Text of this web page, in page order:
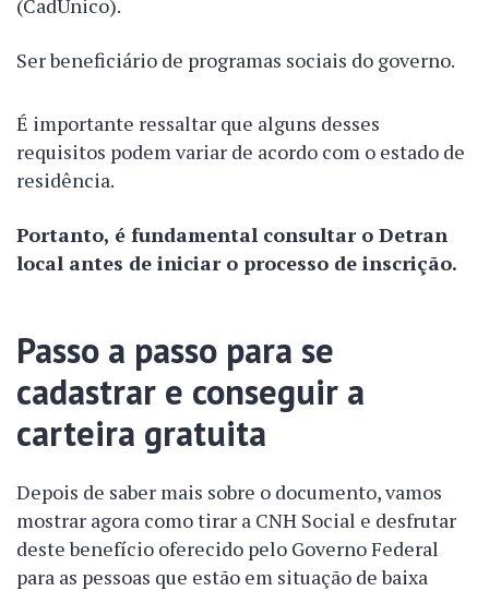
(CadÚnico).
Ser beneficiário de programas sociais do governo.
É importante ressaltar que alguns desses
requisitos podem variar de acordo com o estado de
residência.
Portanto, é fundamental consultar o Detran
local antes de iniciar o processo de inscrição.
Passo a passo para se
cadastrar e conseguir a
carteira gratuita
Depois de saber mais sobre o documento, vamos
mostrar agora como tirar a CNH Social e desfrutar
deste benefício oferecido pelo Governo Federal
para as pessoas que estão em situação de baixa